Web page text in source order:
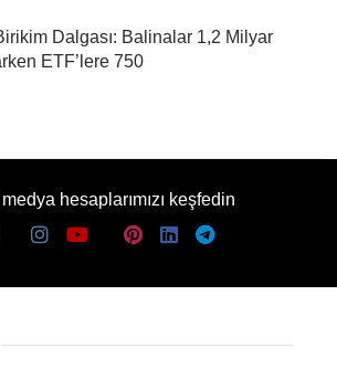
Dalgası: Balinalar 1,2 Milyar
ETF’lere 750
hesaplarımızı keşfedin